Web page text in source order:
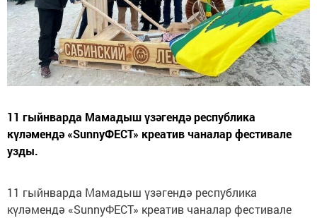
11 гыйнварда Мамадыш үзәгендә республика
күләмендә «SunnyФЕСТ» креатив чаналар фестивале
узды.
11 гыйнварда Мамадыш үзәгендә республика
күләмендә «SunnyФЕСТ» креатив чаналар фестивале